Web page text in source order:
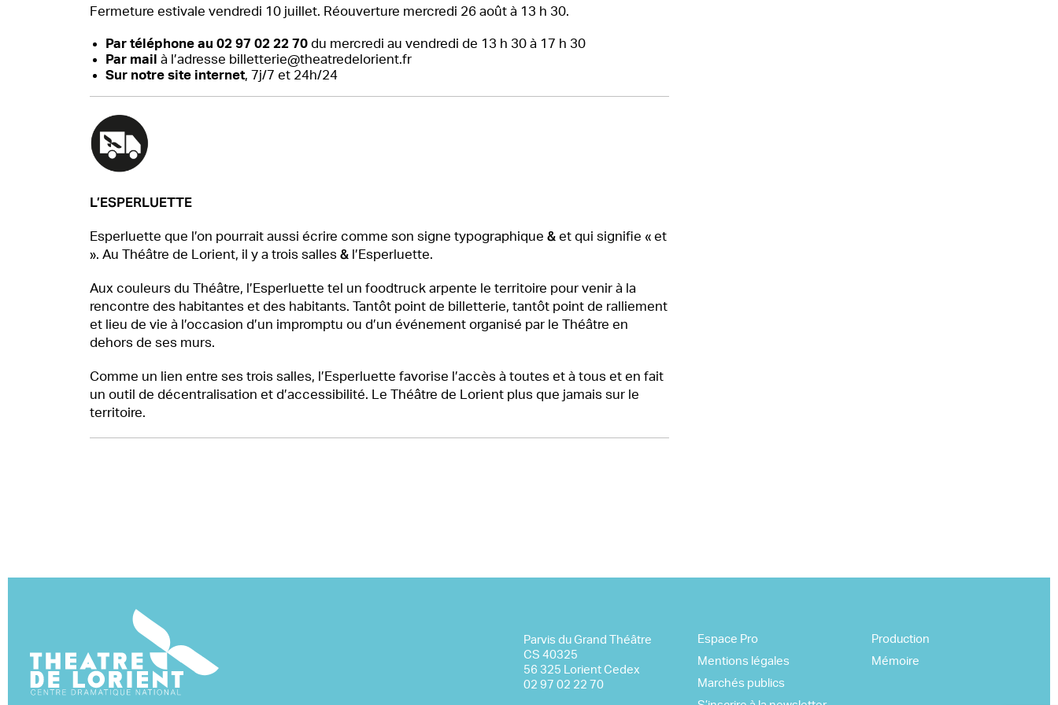
Fermeture estivale vendredi 10 juillet. Réouverture mercredi 26 août à 13 h 30.
Par téléphone au 02 97 02 22 70 du mercredi au vendredi de 13 h 30 à 17 h 30
Par mail à l’adresse billetterie@theatredelorient.fr
Sur notre site internet, 7j/7 et 24h/24
L’ESPERLUETTE
Esperluette que l’on pourrait aussi écrire comme son signe typographique & et qui signifie « et
». Au Théâtre de Lorient, il y a trois salles & l’Esperluette.
Aux couleurs du Théâtre, l’Esperluette tel un foodtruck arpente le territoire pour venir à la
rencontre des habitantes et des habitants. Tantôt point de billetterie, tantôt point de ralliement
et lieu de vie à l’occasion d’un impromptu ou d’un événement organisé par le Théâtre en
dehors de ses murs.
Comme un lien entre ses trois salles, l’Esperluette favorise l’accès à toutes et à tous et en fait
un outil de décentralisation et d’accessibilité. Le Théâtre de Lorient plus que jamais sur le
territoire.
Parvis du Grand Théâtre
CS 40325
56 325 Lorient Cedex
02 97 02 22 70
Espace Pro
Mentions légales
Marchés publics
Production
Mémoire